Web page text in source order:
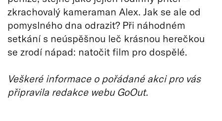
zkrachovalý kameraman Alex. Jak se ale od
pomyslného dna odrazit? Při náhodném
setkání s neúspěšnou leč krásnou herečkou
se zrodí nápad: natočit film pro dospělé.
Veškeré informace o pořádané akci pro vás
připravila redakce webu GoOut.